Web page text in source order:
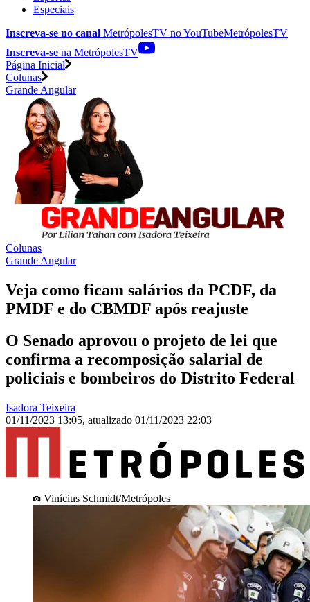
Especiais
Inscreva-se no canal MetrópolesTV noYouTubeMetrópolesTV
Inscreva-se na MetrópolesTV
Página Inicial
Colunas
Grande Angular
Colunas
Grande Angular
Veja como ficam salários da PCDF, da
PMDF e do CBMDF após reajuste
O Senado aprovou o projeto de lei que
confirma a recomposição salarial de
policiais e bombeiros do Distrito Federal
Isadora Teixeira
01/11/2023 13:05, atualizado 01/11/2023 22:03
Vinícius Schmidt/Metrópoles